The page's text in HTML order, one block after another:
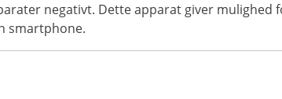
negativt. Dette apparat giver mulighed
smartphone.